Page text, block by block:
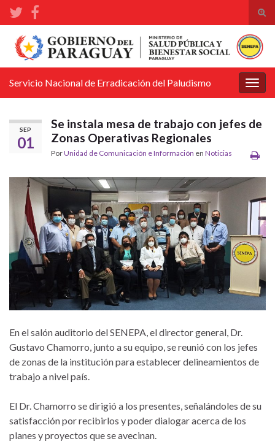
el
de
Search for:
la
Servicio Nacional de Erradicación del Paludismo
SEP
01
Se instala mesa de trabajo con jefes de
Zonas Operativas Regionales
PorUnidad de Comunicación e Información en Noticias
En el salón auditorio del SENEPA, el director general, Dr.
Gustavo Chamorro, junto a su equipo, se reunió con los jefes
de zonas de la institución para establecer delineamientos de
trabajo a nivel país.
El Dr. Chamorro se dirigió a los presentes, señalándoles de su
satisfacción por recibirlos y poder dialogar acerca de los
planes y proyectos que se avecinan.